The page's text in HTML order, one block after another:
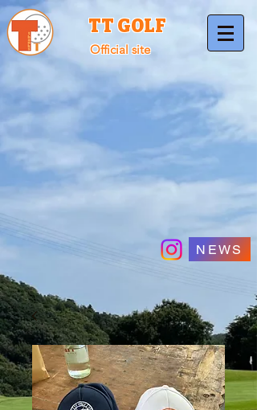
TT GOLF
Official site
NEWS